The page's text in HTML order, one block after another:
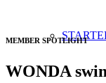
MEMBER SPOTLIGHT
WONDA